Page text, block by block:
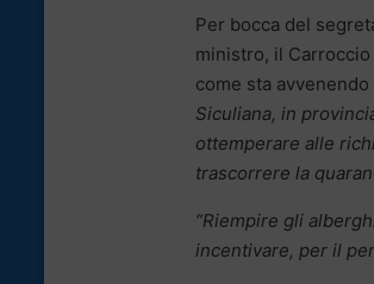
Per bocca del
ministro, il
come sta
Siculiana, in
ottemperare alle
trascorrere la
“Riempire gli
incentivare, per il